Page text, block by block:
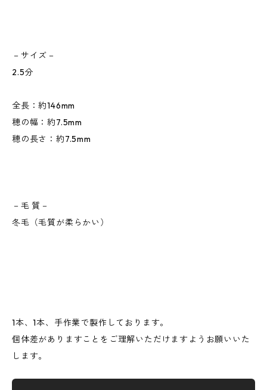
－サイズ－
2.5分
全長：約146mm
穂の幅：約7.5mm
穂の長さ：約7.5mm
－毛 質－
冬毛（毛質が柔らかい）
1本、1本、手作業で製作しております。
個体差がありますことをご理解いただけますようお願いいた
します。